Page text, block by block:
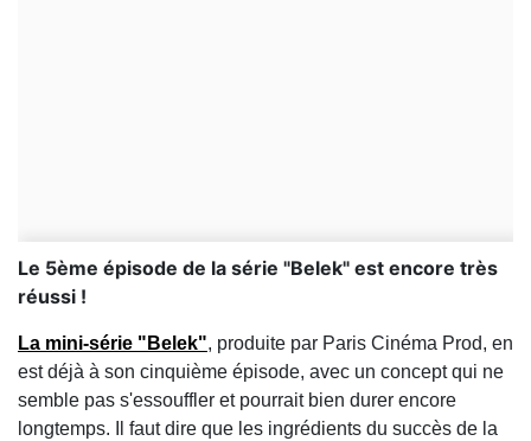
Le 5ème épisode de la série "Belek" est encore très
réussi !
La mini-série "Belek", produite par Paris Cinéma Prod, en
est déjà à son cinquième épisode, avec un concept qui ne
semble pas s'essouffler et pourrait bien durer encore
longtemps. Il faut dire que les ingrédients du succès de la